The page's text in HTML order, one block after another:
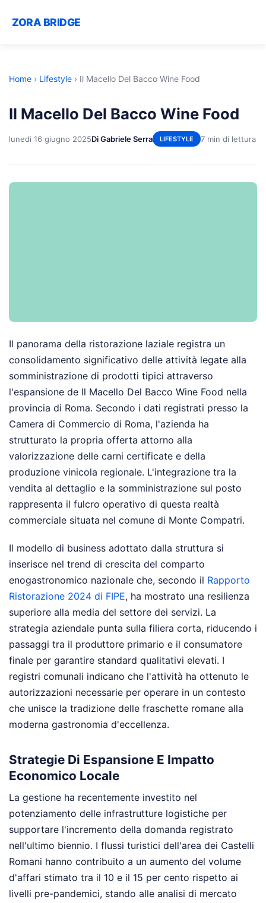
ZORA BRIDGE
Home › Lifestyle › Il Macello Del Bacco Wine Food
Il Macello Del Bacco Wine Food
lunedì 16 giugno 2025Di Gabriele Serra LIFESTYLE 7 min di lettura
Il panorama della ristorazione laziale registra un
consolidamento significativo delle attività legate alla
somministrazione di prodotti tipici attraverso
l'espansione de Il Macello Del Bacco Wine Food nella
provincia di Roma. Secondo i dati registrati presso la
Camera di Commercio di Roma, l'azienda ha
strutturato la propria offerta attorno alla
valorizzazione delle carni certificate e della
produzione vinicola regionale. L'integrazione tra la
vendita al dettaglio e la somministrazione sul posto
rappresenta il fulcro operativo di questa realtà
commerciale situata nel comune di Monte Compatri.
Il modello di business adottato dalla struttura si
inserisce nel trend di crescita del comparto
enogastronomico nazionale che, secondo il Rapporto
Ristorazione 2024 di FIPE, ha mostrato una resilienza
superiore alla media del settore dei servizi. La
strategia aziendale punta sulla filiera corta, riducendo i
passaggi tra il produttore primario e il consumatore
finale per garantire standard qualitativi elevati. I
registri comunali indicano che l'attività ha ottenuto le
autorizzazioni necessarie per operare in un contesto
che unisce la tradizione delle fraschette romane alla
moderna gastronomia d'eccellenza.
Strategie Di Espansione E Impatto
Economico Locale
La gestione ha recentemente investito nel
potenziamento delle infrastrutture logistiche per
supportare l'incremento della domanda registrato
nell'ultimo biennio. I flussi turistici dell'area dei Castelli
Romani hanno contribuito a un aumento del volume
d'affari stimato tra il 10 e il 15 per cento rispetto ai
livelli pre-pandemici, stando alle analisi di mercato